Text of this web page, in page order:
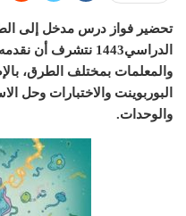
تحضير فواز درس مدخل إلى
الدراسي1443 نتشرف
والمعلمات بمختلف الطرق،
البوربوينت والاختبارات وحل
والوحدات.